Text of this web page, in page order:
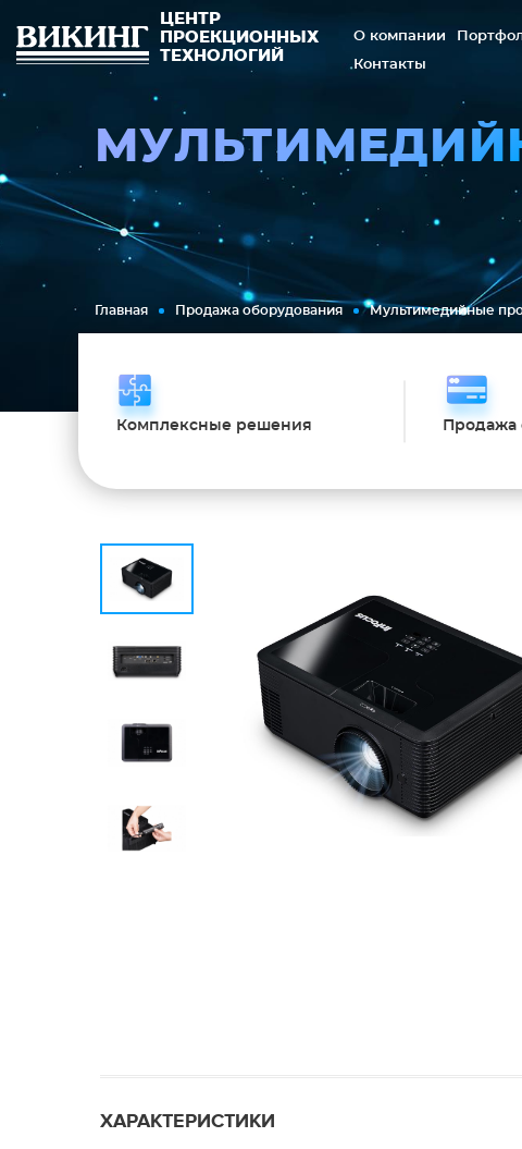
ЦЕНТР
ПРОЕКЦИОННЫХ
ТЕХНОЛОГИЙ
О компании
Контакты
Главная Продажа оборудования Мультимедийные
Комплексные решения Продажа
ХАРАКТЕРИСТИКИ